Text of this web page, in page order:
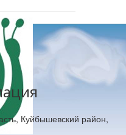
Куйбышевский район,